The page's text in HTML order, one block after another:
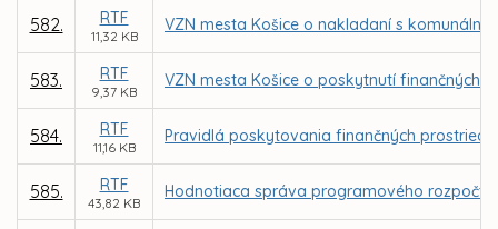
582. RTF
11,32 KB
VZN mesta Košice o nakladaní s
583. RTF
9,37 KB
VZN mesta Košice o poskytnutí finančných
584. RTF
11,16 KB
Pravidlá poskytovania finančných
585. RTF
43,82 KB
Hodnotiaca správa programového